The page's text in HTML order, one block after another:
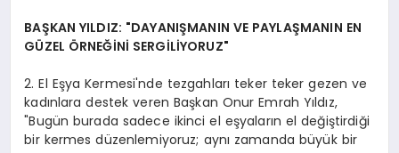
BAŞKAN YILDIZ: "DAYANIŞMANIN VE PAYLAŞMANIN EN
GÜZEL ÖRNEĞİNİ SERGİLİYORUZ"
2. El Eşya Kermesi'nde tezgahları teker teker gezen ve
kadınlara destek veren Başkan Onur Emrah Yıldız,
"Bugün burada sadece ikinci el eşyaların el değiştirdiği
bir kermes düzenlemiyoruz; aynı zamanda büyük bir